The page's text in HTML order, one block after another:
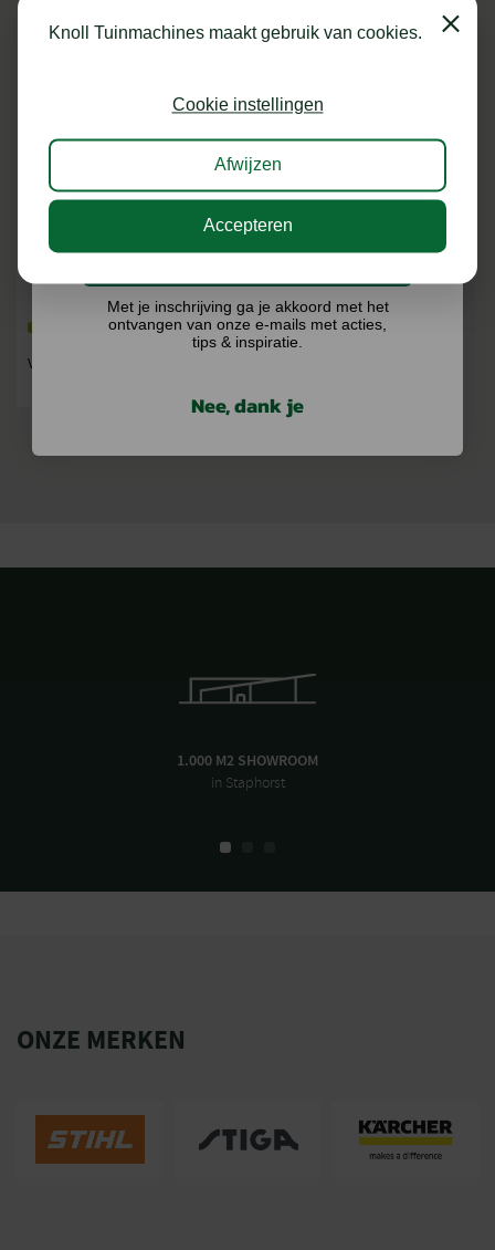
STIHL MAAIKOP AUTOCUT C 6-2
Op voorraad
Vanaf
BEKIJKEN
1.000 M2 SHOWROOM
in Staphorst
ONZE MERKEN
Knoll Tuinmachines maakt gebruik van cookies. Close
Cookie instellingen
Afwijzen
Accepteren
shoptegoed!
kans op €75,- te besteden op onze webshop.
Ik doe graag mee!
Met je inschrijving ga je akkoord met het
ontvangen van onze e-mails met acties,
tips & inspiratie.
Nee, dank je